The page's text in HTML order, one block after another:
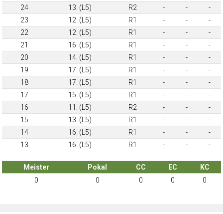
24
13. (L5) R2 - -
-
23
12. (L5) R1 - -
-
22
12. (L5) R1 - -
-
21
16. (L5) R1 - -
-
20
14. (L5) R1 - -
-
19
17. (L5) R1 - -
-
18
17. (L5) R1 - -
-
17
15. (L5) R1 - -
-
16
11. (L5) R2 - -
-
15
13. (L5) R1 - -
-
14
16. (L5) R1 - -
-
13
16. (L5) R1 - - -
Meister Pokal CC EC
KC
0
0 0 0 0